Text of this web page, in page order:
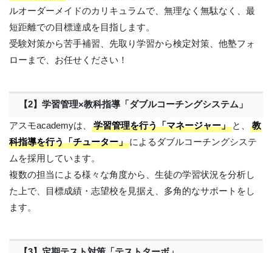
ルオーダーメイドのカリキュラムで、無理なく無駄なく、最
短距離での目標達成を目指します。
受験対策から苦手補習、先取り学習から検定対策、他塾フォ
ローまで、お任せください！
【2】学習管理×教科指導「ダブルコーチングシステム」
アスモacademyは、 学習管理を行う「マネージャー」 と、
教
科指導を行う「チューター」 によるダブルコーチングシステ
ムを採用しています。
複数の担当による様々な角度から、生徒の学習状況を分析し
た上で、目標成績・志望校を見据え、多角的なサポートをし
ます。